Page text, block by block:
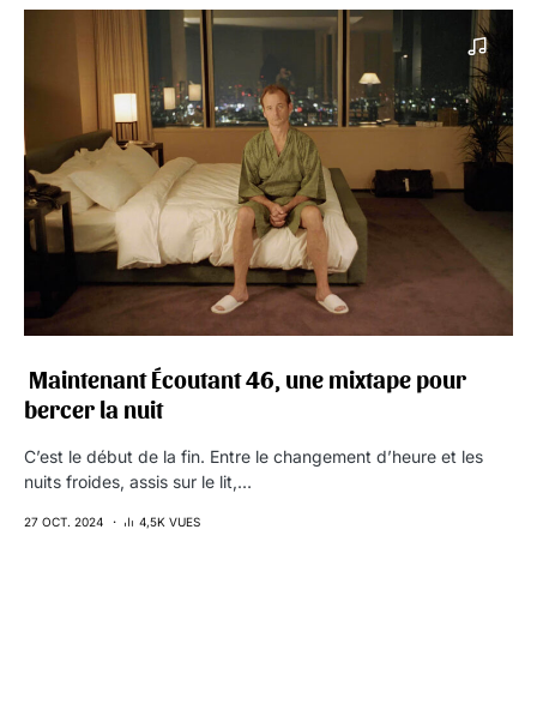
‍️ Maintenant Écoutant 46, une mixtape pour
bercer la nuit
C’est le début de la fin. Entre le changement d’heure et les
nuits froides, assis sur le lit,…
27 OCT. 2024 4,5K VUES